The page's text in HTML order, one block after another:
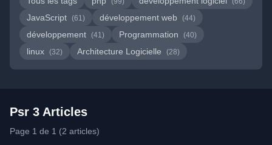
JavaScript (61) développement web (44)
développement (41) Programmation (40)
linux (32) Architecture Logicielle (28)
Psr 3 Articles
Page 1 de 1 (2 articles)